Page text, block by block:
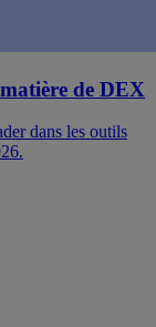
de DEX
dans les outils